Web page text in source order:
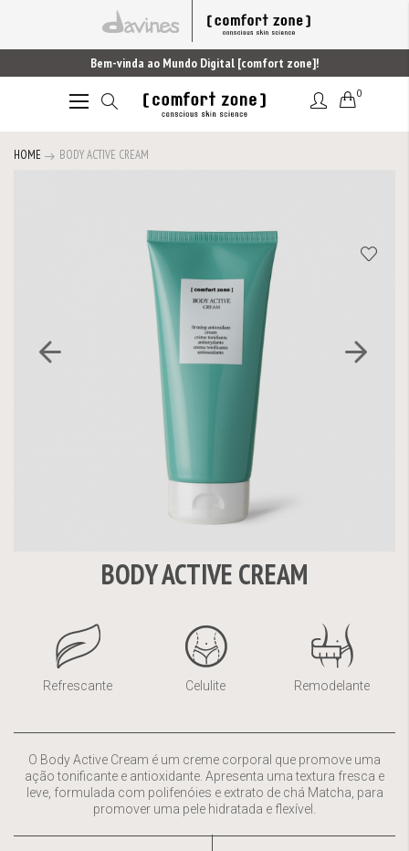
Bem-vinda ao Mundo Digital [comfort zone]!
Alternar
0
HOME BODY ACTIVE CREAM
Galeria
imagens
BODY ACTIVE CREAM
Refrescante Celulite Remodelante
O Body Active Cream é um creme corporal que promove uma
ação tonificante e antioxidante. Apresenta uma textura fresca e
leve, formulada com polifenóies e extrato de chá Matcha, para
promover uma pele hidratada e flexível.